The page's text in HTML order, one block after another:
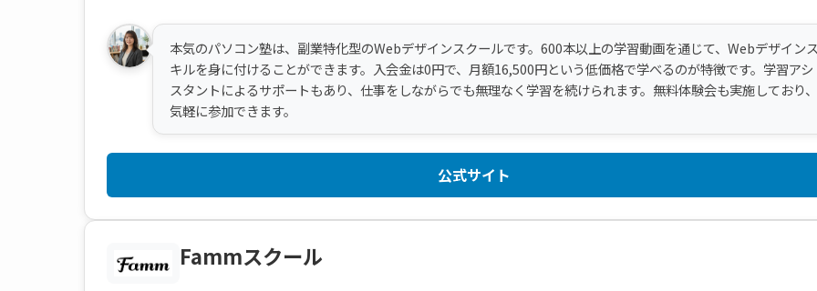
本気のパソコン塾は、副業特化型のWebデザインスクールです。600本以上の学習動画を通じて、Webデザイン
キルを身に付けることができます。入会金は0円で、月額16,500円という低価格で学べるのが特徴です。学習アシ
スタントによるサポートもあり、仕事をしながらでも無理なく学習を続けられます。無料体験会も実施しており、
気軽に参加できます。
公式サイト
Fammスクール